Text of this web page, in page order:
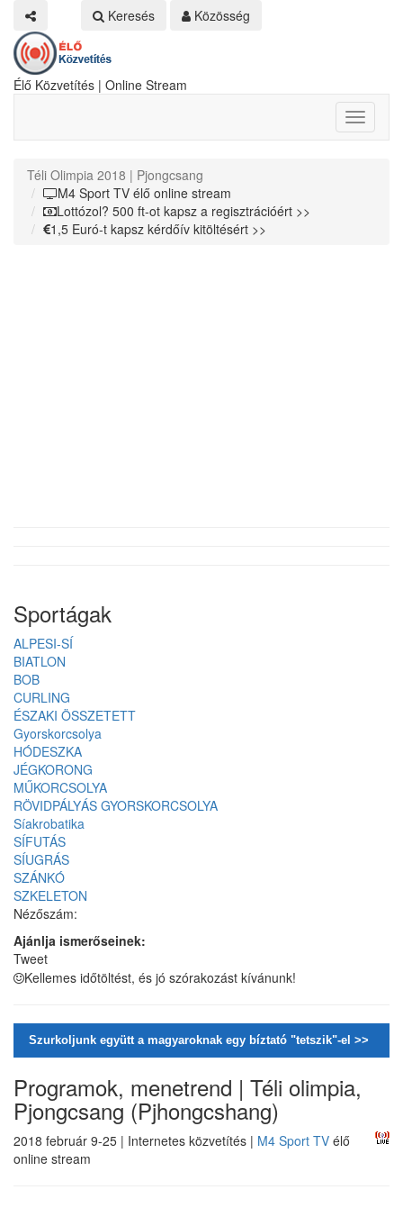
Keresés Közösség
Élő Közvetítés | Online Stream
Toggle
Téli Olimpia 2018 | Pjongcsang
M4 Sport TV élő online stream
Lottózol? 500 ft-ot kapsz a regisztrációért >>
1,5 Euró-t kapsz kérdőív kitöltésért >>
Sportágak
ALPESI-SÍ
BIATLON
BOB
CURLING
ÉSZAKI ÖSSZETETT
Gyorskorcsolya
HÓDESZKA
JÉGKORONG
MŰKORCSOLYA
RÖVIDPÁLYÁS GYORSKORCSOLYA
Síakrobatika
SÍFUTÁS
SÍUGRÁS
SZÁNKÓ
SZKELETON
Nézőszám:
Ajánlja ismerőseinek:
Tweet
Kellemes időtöltést, és jó szórakozást kívánunk!
Szurkoljunk együtt a magyaroknak egy bíztató "tetszik"-el >>
Programok, menetrend | Téli olimpia,
Pjongcsang (Pjhongcshang)
2018 február 9-25 | Internetes közvetítés | M4 Sport TV élő
online stream